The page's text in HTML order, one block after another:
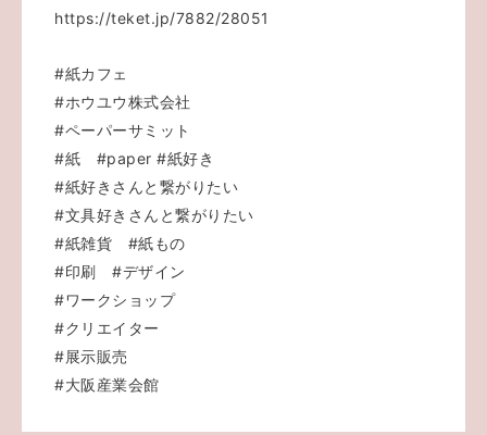
https://teket.jp/7882/28051
#紙カフェ
#ホウユウ株式会社
#ペーパーサミット
#紙
#paper #紙好き
#紙好きさんと繋がりたい
#文具好きさんと繋がりたい
#紙雑貨
#紙もの
#印刷
#デザイン
#ワークショップ
#クリエイター
#展示販売
#大阪産業会館